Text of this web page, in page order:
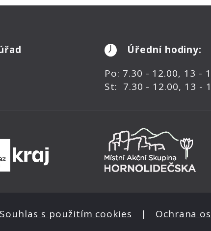
Úřední hodiny:
Po: 7.30 - 12.00, 13 -
St: 7.30 - 12.00, 13 -
Souhlas s použitím cookies | Ochrana